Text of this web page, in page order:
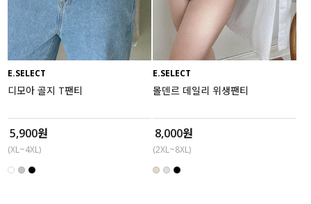
E.SELECT
디모아 골지 T팬티
5,900원
(XL~4XL)
E.SELECT
몰덴르 데일리 위생팬티
8,000원
(2XL~8XL)